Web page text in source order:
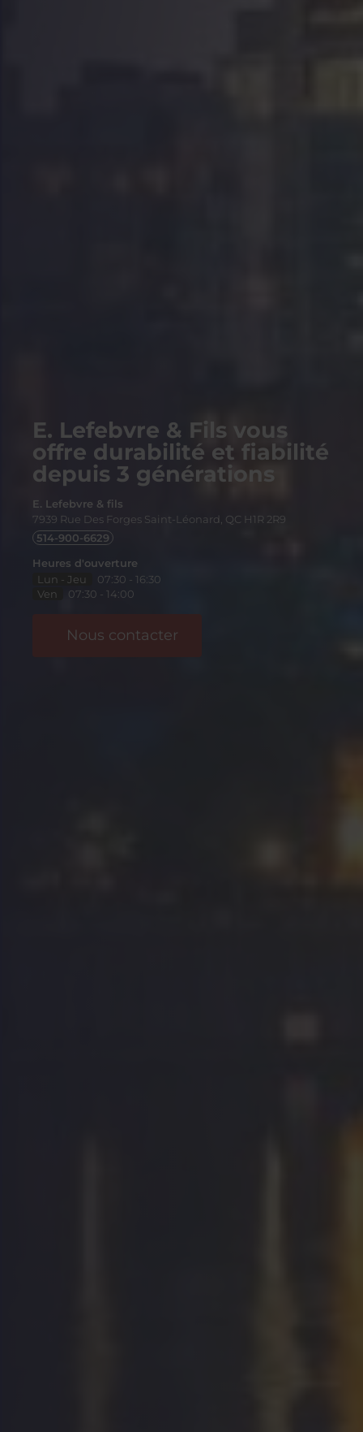
E. Lefebvre & Fils vous
offre durabilité et fiabilité
depuis 3 générations
E. Lefebvre & fils
7939 Rue Des Forges Saint-Léonard, QC H1R 2R9
514-900-6629
Heures d'ouverture
Lun - Jeu
07:30 - 16:30
Ven
07:30 - 14:00
Nous contacter